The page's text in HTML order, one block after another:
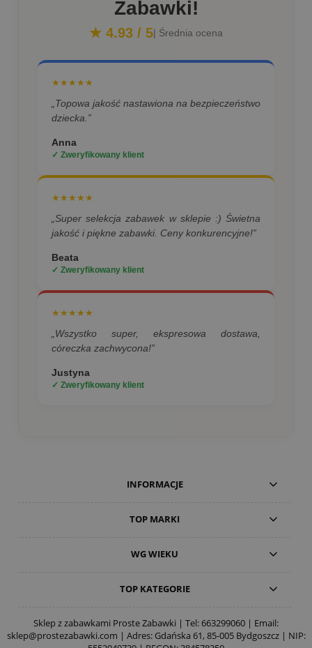
Zabawki!
★ 4.93 / 5| Średnia ocena
★★★★★
„Topowa jakość nastawiona na bezpieczeństwo
dziecka.”
Anna
✓ Zweryfikowany klient
★★★★★
„Super selekcja zabawek w sklepie :) Świetna
jakość i piękne zabawki. Ceny konkurencyjne!”
Beata
✓ Zweryfikowany klient
★★★★★
„Wszystko super, ekspresowa dostawa,
córeczka zachwycona!”
Justyna
✓ Zweryfikowany klient
INFORMACJE
TOP MARKI
WG WIEKU
TOP KATEGORIE
Sklep z zabawkami Proste Zabawki | Tel:663299060 | Email:
sklep@prostezabawki.com | Adres: Gdańska 61, 85-005 Bydgoszcz | NIP: